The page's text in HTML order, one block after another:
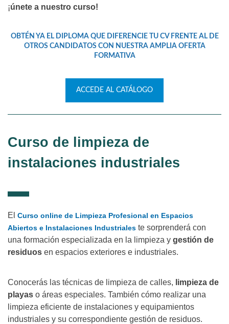
¡únete a nuestro curso!
OBTÉN YA EL DIPLOMA QUE DIFERENCIE TU CV FRENTE AL DE
OTROS CANDIDATOS CON NUESTRA AMPLIA OFERTA
FORMATIVA
ACCEDE AL CATÁLOGO
Curso de limpieza de
instalaciones industriales
El Curso online de Limpieza Profesional en Espacios
Abiertos e Instalaciones Industriales te sorprenderá con
una formación especializada en la limpieza y gestión de
residuos en espacios exteriores e industriales.
Conocerás las técnicas de limpieza de calles, limpieza de
playas o áreas especiales. También cómo realizar una
limpieza eficiente de instalaciones y equipamientos
industriales y su correspondiente gestión de residuos.